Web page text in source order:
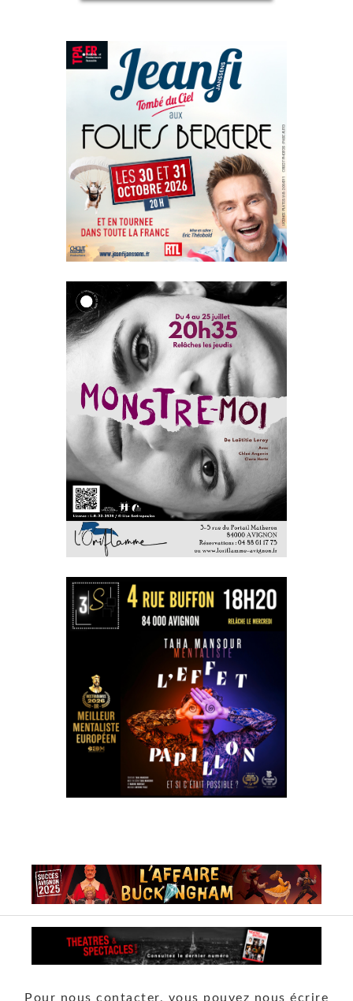
Pour nous contacter, vous pouvez nous écrire